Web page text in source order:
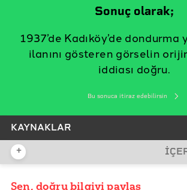
Sonuç olarak;
1937’de Kadıköy’de dondurma
ilanını gösteren görselin
iddiası doğru.
Bu sonuca itiraz edebilirsin
KAYNAKLAR
İDDİA KAYNAĞI
İddia Bağlantısı
+
YAYIN TARİHİ
Sen, doğru bilgiyi paylaş